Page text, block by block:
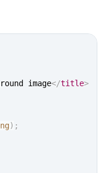
image</title>
) ;